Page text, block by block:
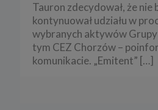
Tauron zdecydował, że nie
kontynuował udziału w
wybranych aktywów Grupy
tym CEZ Chorzów –
komunikacie. „Emitent” […]